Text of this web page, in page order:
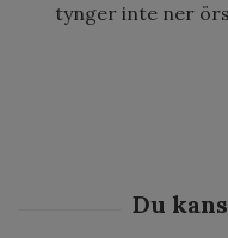
tynger inte ner